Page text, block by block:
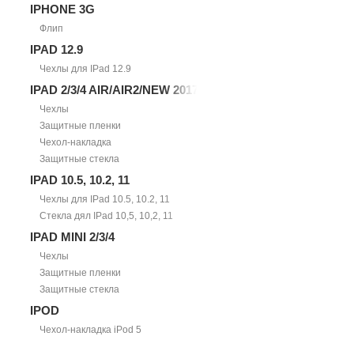
IPHONE 3G
Флип
IPAD 12.9
Чехлы для IPad 12.9
IPAD 2/3/4 AIR/AIR2/NEW 2017
Чехлы
Защитные пленки
Чехол-накладка
Защитные стекла
IPAD 10.5, 10.2, 11
Чехлы для IPad 10.5, 10.2, 11
Стекла дял IPad 10,5, 10,2, 11
IPAD MINI 2/3/4
Чехлы
Защитные пленки
Защитные стекла
IPOD
Чехол-накладка iPod 5